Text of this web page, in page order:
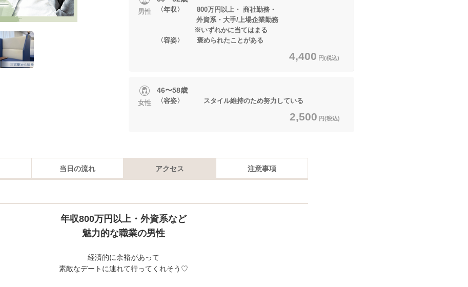
男性
〈年収〉 800万円以上・ 商社勤務・
外資系・大手/上場企業勤務
※いずれかに当てはまる
〈容姿〉 褒められたことがある
4,400 円(税込)
女性
46〜58歳
〈容姿〉 スタイル維持のため努力している
2,500 円(税込)
当日の流れ アクセス 注意事項
年収800万円以上・外資系など
魅力的な職業の男性
経済的に余裕があって
素敵なデートに連れて行ってくれそう♡